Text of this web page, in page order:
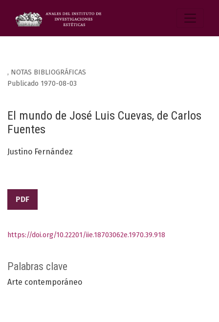
, NOTAS BIBLIOGRÁFICAS
El mundo de José Luis Cuevas, de Carlos
Fuentes
Publicado 1970-08-03
Justino Fernández
PDF
Palabras clave
Arte contemporáneo
https://doi.org/10.22201/iie.18703062e.1970.39.918